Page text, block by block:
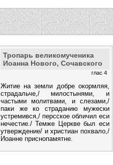
Тропарь великомученика
Иоанна Нового, Сочавского
глас 4
Житие на земли добре окормляя,
страдальче,/ милостынями, и
частыми молитвами, и слезами,/
паки же ко страданию мужески
устремився,/ персское обличил еси
нечестие./ Темже Церкве был еси
утверждение/ и христиан похвало,/
Иоанне приснопамятне.